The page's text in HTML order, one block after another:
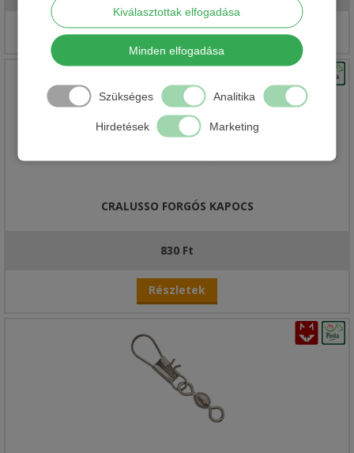
Kiválasztottak elfogadása
Minden elfogadása
Szükséges Analitika
Hirdetések Marketing
Részletek
CRALUSSO FORGÓS KAPOCS
830 Ft
Részletek